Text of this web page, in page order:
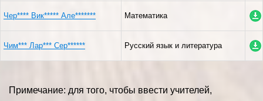
Чер**** Вик***** Але******* Математика
Чим*** Лар*** Сер****** Русский язык и литература
Примечание: для того, чтобы ввести учителей,